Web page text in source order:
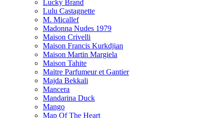
Lucky Brand
Lulu Castagnette
M. Micallef
Madonna Nudes 1979
Maison Crivelli
Maison Francis Kurkdjian
Maison Martin Margiela
Maison Tahite
Maitre Parfumeur et Gantier
Majda Bekkali
Mancera
Mandarina Duck
Mango
Map Of The Heart